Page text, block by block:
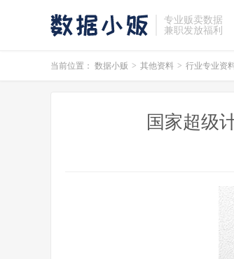
专业贩卖数据
兼职发放福利
当前位置： 数据小贩 > 其他资料 > 行业专业资
国家超级